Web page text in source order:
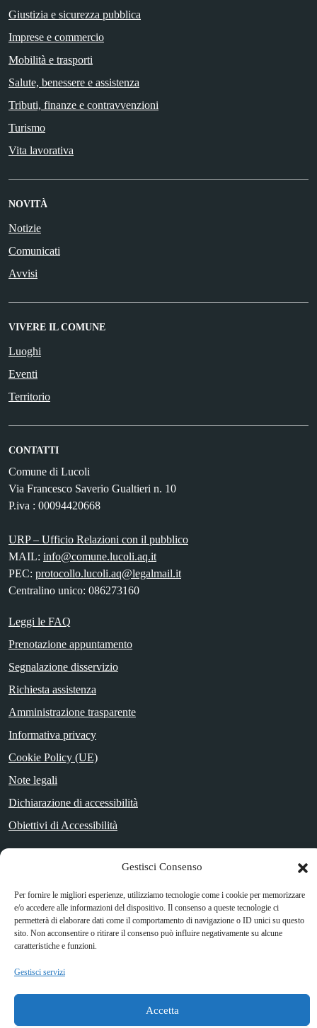
Gestisci Consenso
Per fornire le migliori esperienze, utilizziamo tecnologie come i cookie per memorizzare
e/o accedere alle informazioni del dispositivo. Il consenso a queste tecnologie ci
permetterà di elaborare dati come il comportamento di navigazione o ID unici su questo
sito. Non acconsentire o ritirare il consenso può influire negativamente su alcune
caratteristiche e funzioni.
Gestisci servizi
Accetta
Giustizia e sicurezza pubblica
Imprese e commercio
Mobilità e trasporti
Salute, benessere e assistenza
Tributi, finanze e contravvenzioni
Turismo
Vita lavorativa
NOVITÀ
Notizie
Comunicati
Avvisi
VIVERE IL COMUNE
Luoghi
Eventi
Territorio
CONTATTI
Comune di Lucoli
Via Francesco Saverio Gualtieri n. 10
P.iva : 00094420668
URP – Ufficio Relazioni con il pubblico
MAIL: info@comune.lucoli.aq.it
PEC: protocollo.lucoli.aq@legalmail.it
Centralino unico: 086273160
Leggi le FAQ
Prenotazione appuntamento
Segnalazione disservizio
Richiesta assistenza
Amministrazione trasparente
Informativa privacy
Cookie Policy (UE)
Note legali
Dichiarazione di accessibilità
Obiettivi di Accessibilità
Facebook